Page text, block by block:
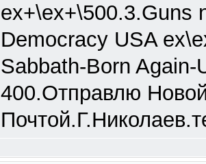
ex+\ex+\500.3.Guns
Democracy USA
Sabbath-Born Again-
400.Отправлю